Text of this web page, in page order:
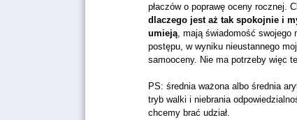
płaczów o poprawę oceny rocznej.
dlaczego jest aż tak spokojnie i
umieją, mają świadomość swojego
postępu, w wyniku nieustannego
samooceny. Nie ma potrzeby więc
PS: średnia ważona albo średnia
tryb walki i niebrania
chcemy brać udział.